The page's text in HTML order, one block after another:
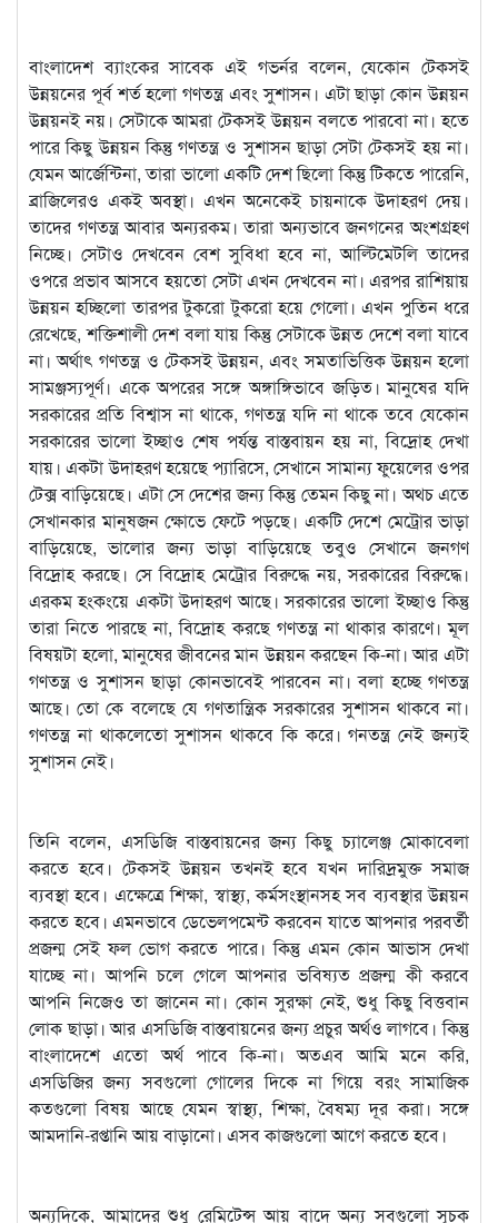
বাংলাদেশ ব্যাংকের সাবেক এই গভর্নর বলেন, যেকোন টেকসই
উন্নয়নের পূর্ব শর্ত হলো গণতন্ত্র এবং সুশাসন। এটা ছাড়া কোন উন্নয়ন
উন্নয়নই নয়। সেটাকে আমরা টেকসই উন্নয়ন বলতে পারবো না। হতে
পারে কিছু উন্নয়ন কিন্তু গণতন্ত্র ও সুশাসন ছাড়া সেটা টেকসই হয় না।
যেমন আর্জেন্টিনা, তারা ভালো একটি দেশ ছিলো কিন্তু টিকতে পারেনি,
ব্রাজিলেরও একই অবস্থা। এখন অনেকেই চায়নাকে উদাহরণ দেয়।
তাদের গণতন্ত্র আবার অন্যরকম। তারা অন্যভাবে জনগনের অংশগ্রহণ
নিচ্ছে। সেটাও দেখবেন বেশ সুবিধা হবে না, আল্টিমেটলি তাদের
ওপরে প্রভাব আসবে হয়তো সেটা এখন দেখবেন না। এরপর রাশিয়ায়
উন্নয়ন হচ্ছিলো তারপর টুকরো টুকরো হয়ে গেলো। এখন পুতিন ধরে
রেখেছে, শক্তিশালী দেশ বলা যায় কিন্তু সেটাকে উন্নত দেশে বলা যাবে
না। অর্থাৎ গণতন্ত্র ও টেকসই উন্নয়ন, এবং সমতাভিত্তিক উন্নয়ন হলো
সামঞ্জস্যপূর্ণ। একে অপরের সঙ্গে অঙ্গাঙ্গিভাবে জড়িত। মানুষের যদি
সরকারের প্রতি বিশ্বাস না থাকে, গণতন্ত্র যদি না থাকে তবে যেকোন
সরকারের ভালো ইচ্ছাও শেষ পর্যন্ত বাস্তবায়ন হয় না, বিদ্রোহ দেখা
যায়। একটা উদাহরণ হয়েছে প্যারিসে, সেখানে সামান্য ফুয়েলের ওপর
টেক্স বাড়িয়েছে। এটা সে দেশের জন্য কিন্তু তেমন কিছু না। অথচ এতে
সেখানকার মানুষজন ক্ষোভে ফেটে পড়ছে। একটি দেশে মেট্রোর ভাড়া
বাড়িয়েছে, ভালোর জন্য ভাড়া বাড়িয়েছে তবুও সেখানে জনগণ
বিদ্রোহ করছে। সে বিদ্রোহ মেট্রোর বিরুদ্ধে নয়, সরকারের বিরুদ্ধে।
এরকম হংকংয়ে একটা উদাহরণ আছে। সরকারের ভালো ইচ্ছাও কিন্তু
তারা নিতে পারছে না, বিদ্রোহ করছে গণতন্ত্র না থাকার কারণে। মূল
বিষয়টা হলো, মানুষের জীবনের মান উন্নয়ন করছেন কি-না। আর এটা
গণতন্ত্র ও সুশাসন ছাড়া কোনভাবেই পারবেন না। বলা হচ্ছে গণতন্ত্র
আছে। তো কে বলেছে যে গণতান্ত্রিক সরকারের সুশাসন থাকবে না।
গণতন্ত্র না থাকলেতো সুশাসন থাকবে কি করে। গনতন্ত্র নেই জন্যই
সুশাসন নেই।
তিনি বলেন, এসডিজি বাস্তবায়নের জন্য কিছু চ্যালেঞ্জ মোকাবেলা
করতে হবে। টেকসই উন্নয়ন তখনই হবে যখন দারিদ্রমুক্ত সমাজ
ব্যবস্থা হবে। এক্ষেত্রে শিক্ষা, স্বাস্থ্য, কর্মসংস্থানসহ সব ব্যবস্থার উন্নয়ন
করতে হবে। এমনভাবে ডেভেলপমেন্ট করবেন যাতে আপনার পরবর্তী
প্রজন্ম সেই ফল ভোগ করতে পারে। কিন্তু এমন কোন আভাস দেখা
যাচ্ছে না। আপনি চলে গেলে আপনার ভবিষ্যত প্রজন্ম কী করবে
আপনি নিজেও তা জানেন না। কোন সুরক্ষা নেই, শুধু কিছু বিত্তবান
লোক ছাড়া। আর এসডিজি বাস্তবায়নের জন্য প্রচুর অর্থও লাগবে। কিন্তু
বাংলাদেশে এতো অর্থ পাবে কি-না। অতএব আমি মনে করি,
এসডিজির জন্য সবগুলো গোলের দিকে না গিয়ে বরং সামাজিক
কতগুলো বিষয় আছে যেমন স্বাস্থ্য, শিক্ষা, বৈষম্য দূর করা। সঙ্গে
আমদানি-রপ্তানি আয় বাড়ানো। এসব কাজগুলো আগে করতে হবে।
অন্যদিকে, আমাদের শুধু রেমিটেন্স আয় বাদে অন্য সবগুলো সূচক